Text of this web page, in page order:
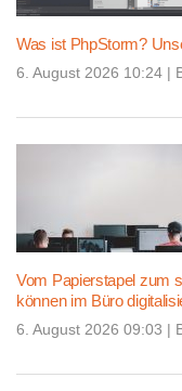
Was ist PhpStorm?
6. August 2026 10:24 |
Vom Papierstapel zum
können im Büro
6. August 2026 09:03 |